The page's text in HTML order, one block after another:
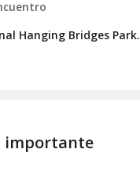
Hanging Bridges Park.
importante